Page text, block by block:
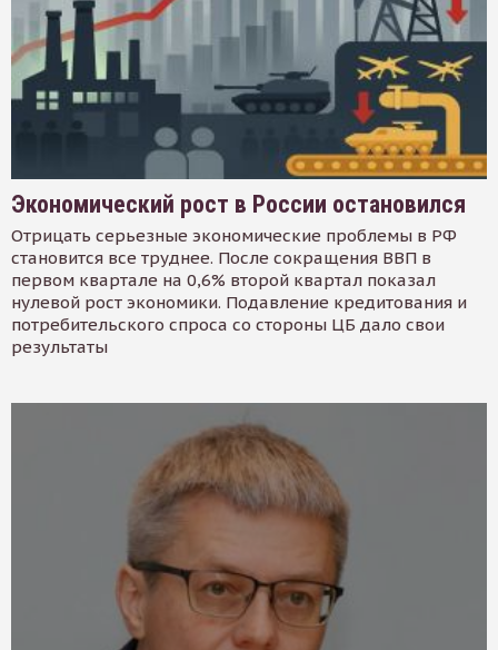
Экономический рост в России остановился
Отрицать серьезные экономические проблемы в РФ
становится все труднее. После сокращения ВВП в
первом квартале на 0,6% второй квартал показал
нулевой рост экономики. Подавление кредитования и
потребительского спроса со стороны ЦБ дало свои
результаты